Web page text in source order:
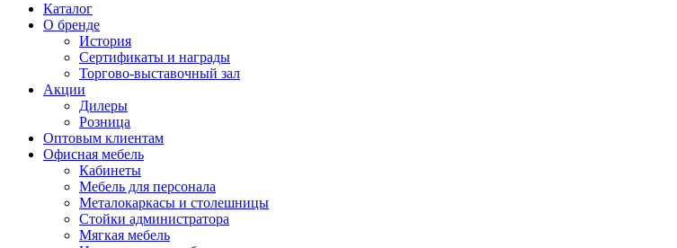
Каталог
О бренде
История
Сертификаты и награды
Торгово-выставочный зал
Акции
Дилеры
Розница
Оптовым клиентам
Офисная мебель
Кабинеты
Мебель для персонала
Металокаркасы и столешницы
Стойки администратора
Мягкая мебель